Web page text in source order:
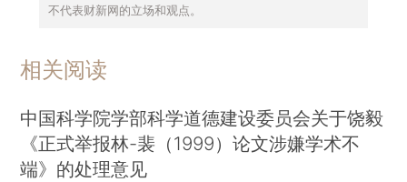
不代表财新网的立场和观点。
相关阅读
中国科学院学部科学道德建设委员会关于饶毅
《正式举报林-裴（1999）论文涉嫌学术不
端》的处理意见